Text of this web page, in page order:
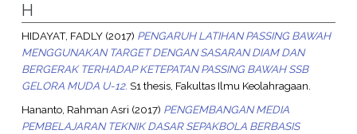
H
HIDAYAT, FADLY(2017) PENGARUH LATIHAN PASSING BAWAH
MENGGUNAKAN TARGET DENGAN SASARAN DIAM DAN
BERGERAK TERHADAP KETEPATAN PASSING BAWAH SSB
GELORA MUDA U-12. S1 thesis, Fakultas Ilmu Keolahragaan.
Hananto, Rahman Asri (2017) PENGEMBANGAN MEDIA
PEMBELAJARAN TEKNIK DASAR SEPAKBOLA BERBASIS